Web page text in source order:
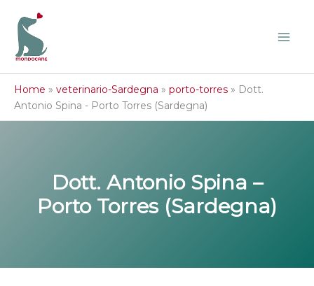
contenuto
Home » veterinario-Sardegna » porto-torres » Dott.
Antonio Spina - Porto Torres (Sardegna)
Dott. Antonio Spina –
Porto Torres (Sardegna)